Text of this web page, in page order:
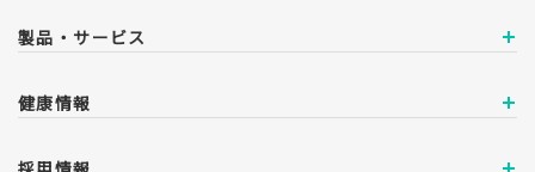
製品・サービス
健康情報